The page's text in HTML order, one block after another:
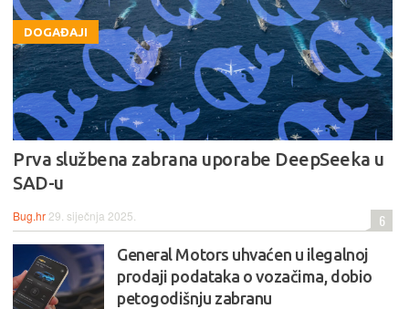
DOGAĐAJI
Prva službena zabrana uporabe DeepSeeka u
SAD-u
Bug.hr 29. siječnja 2025. 6
General Motors uhvaćen u ilegalnoj
prodaji podataka o vozačima, dobio
petogodišnju zabranu